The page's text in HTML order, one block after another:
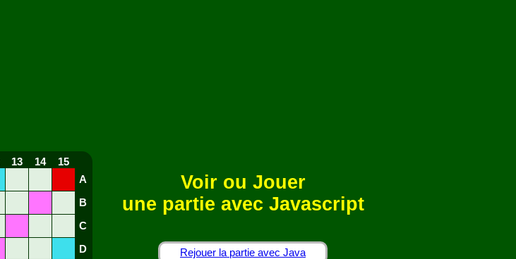
13 14
15
A
B
C
D
Voir ou Jouer
une partie avec Javascript
Rejouer la partie avec Java